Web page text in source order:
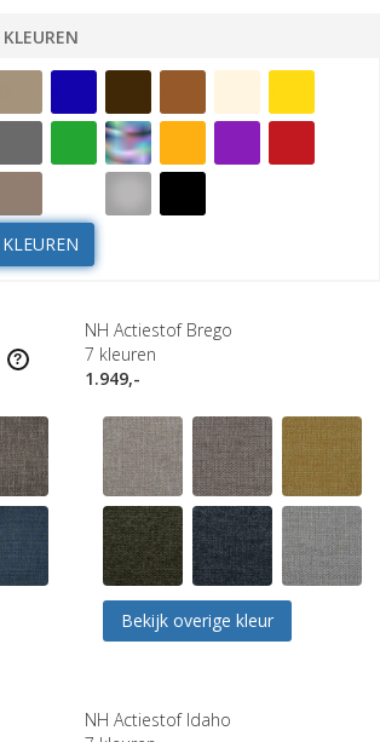
NH Actiestof Brego
7 kleuren
1.949,-
Bekijk overige kleur
NH Actiestof Idaho